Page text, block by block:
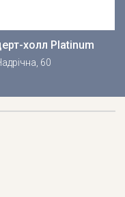
холл Platinum
60